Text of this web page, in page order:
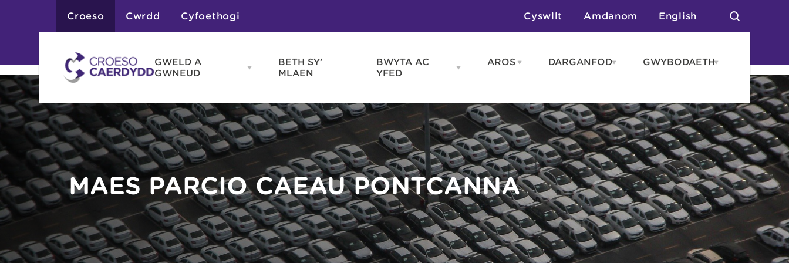
Croeso Cwrdd Cyfoethogi Cyswllt Amdanom English
GWELD A
GWNEUD
Open
GWNEUD
menu
Atyniadau
Gweithgareddau
Adloniant
Chwaraeon
Siopa
Teithiau a Golygfeydd
BETH SY’
MLAEN
BWYTA AC
YFED
Open
YFED
menu
Blas ar Gymru
Bwytai
Tafarndai a Bariau
Caffis a Delis
AROS Open
Gwestai
Hunan Arlwyo
Carafanau a Gwersylla
Rhagor o Leoedd
DARGANFODOpen
GWYBODAETHOpen
MAES PARCIO CAEAU PONTCANNA